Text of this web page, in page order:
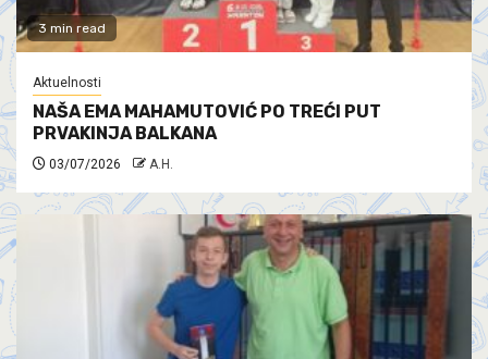
3 min read
Aktuelnosti
NAŠA EMA MAHAMUTOVIĆ PO TREĆI PUT
PRVAKINJA BALKANA
03/07/2026 A.H.